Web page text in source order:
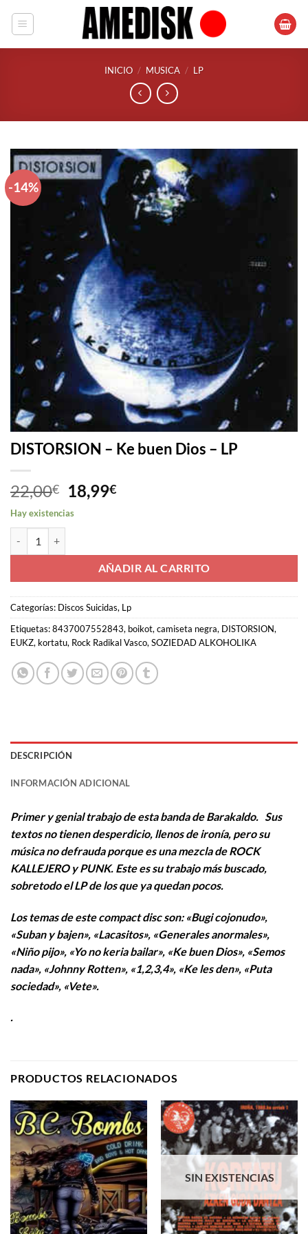
INICIO / MUSICA / LP
-14%
DISTORSION – Ke buen Dios – LP
22,00€
El
precio
original
22,00€.
18,99€El
18,99€.
Hay existencias
AÑADIR AL CARRITO
Categorías: Discos Suicidas, Lp
Etiquetas:8437007552843, boikot, camiseta negra, DISTORSION,
EUKZ, kortatu, Rock Radikal Vasco, SOZIEDAD ALKOHOLIKA
DESCRIPCIÓN
INFORMACIÓN ADICIONAL
Primer y genial trabajo de esta banda de Barakaldo. Sus
textos no tienen desperdicio, llenos de ironía, pero su
música no defrauda porque es una mezcla de ROCK
KALLEJERO y PUNK. Este es su trabajo más buscado,
sobretodo el LP de los que ya quedan pocos.
Los temas de este compact disc son: «Bugi cojonudo»,
«Suban y bajen», «Lacasitos», «Generales anormales»,
«Niño pijo», «Yo no keria bailar», «Ke buen Dios», «Semos
nada», «Johnny Rotten», «1,2,3,4», «Ke les den», «Puta
sociedad», «Vete».
.
PRODUCTOS RELACIONADOS
SIN EXISTENCIAS